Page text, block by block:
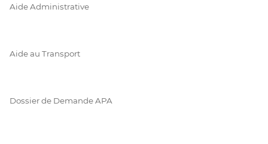
Aide Administrative
Aide au Transport
Dossier de Demande APA